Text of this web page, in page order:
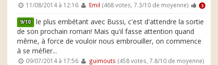
11/08/2014 à 12:16 Emil (468 votes, 7.3/10 de moyenne) 3
9/10 le plus embétant avec Bussi, c'est d'attendre la sortie
de son prochain roman! Mais qu'il fasse attention quand
même, à force de vouloir nous embrouiller, on commence
à se méfier...
09/07/2014 à 17:56 guimouts (458 votes, 7.8/10 de moyenne)